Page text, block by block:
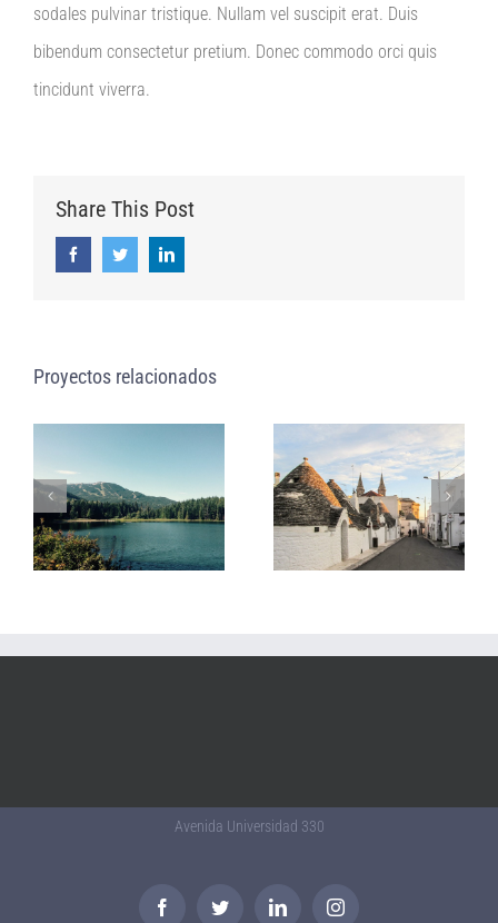
sodales pulvinar tristique. Nullam vel suscipit erat. Duis
bibendum consectetur pretium. Donec commodo orci quis
tincidunt viverra.
Share This Post
FacebookTwitterLinkedIn
Proyectos relacionados
Avenida Universidad 330
FacebookTwitter LinkedInInstagram